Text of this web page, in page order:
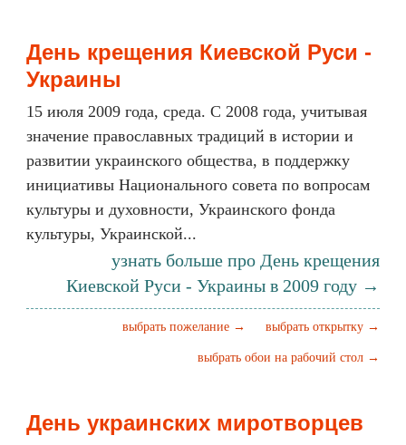
День крещения Киевской Руси -
Украины
15 июля 2009 года, среда. С 2008 года, учитывая
значение православных традиций в истории и
развитии украинского общества, в поддержку
инициативы Национального совета по вопросам
культуры и духовности, Украинского фонда
культуры, Украинской...
узнать больше про День крещения
Киевской Руси - Украины в 2009 году →
выбрать открытку →
выбрать пожелание →
выбрать обои на рабочий стол →
День украинских миротворцев